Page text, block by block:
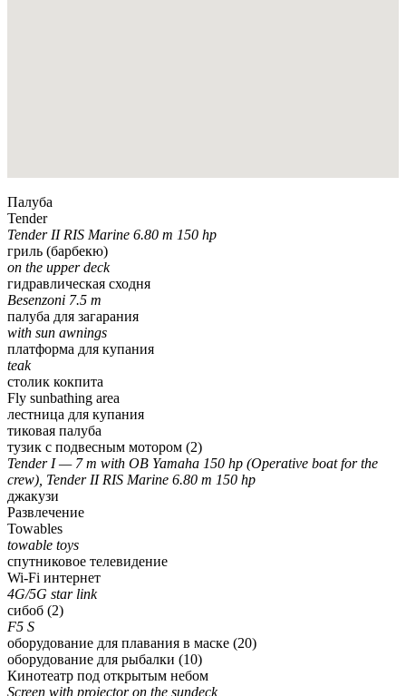
Палуба
Tender
Tender II RIS Marine 6.80 m 150 hp
гриль (барбекю)
on the upper deck
гидравлическая сходня
Besenzoni 7.5 m
палуба для загарания
with sun awnings
платформа для купания
teak
столик кокпита
Fly sunbathing area
лестница для купания
тиковая палуба
тузик с подвесным мотором (2)
Tender I — 7 m with OB Yamaha 150 hp (Operative boat for the
crew), Tender II RIS Marine 6.80 m 150 hp
джакузи
Развлечение
Towables
towable toys
спутниковое телевидение
Wi-Fi интернет
4G/5G star link
сибоб (2)
F5 S
оборудование для плавания в маске (20)
оборудование для рыбалки (10)
Кинотеатр под открытым небом
Screen with projector on the sundeck